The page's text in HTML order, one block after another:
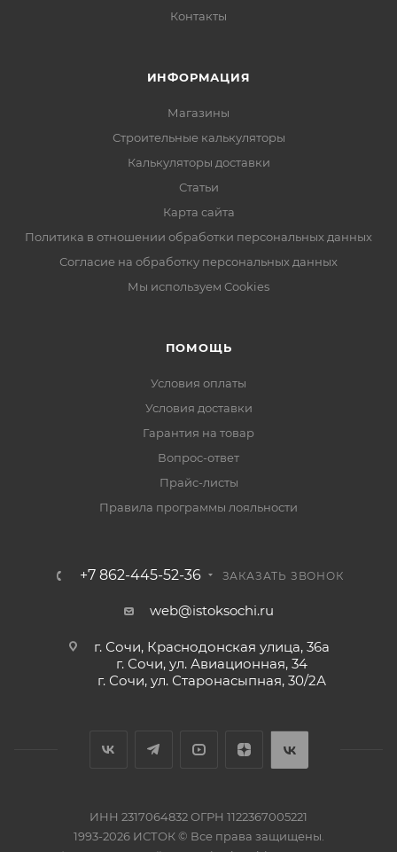
Контакты
ИНФОРМАЦИЯ
Магазины
Строительные калькуляторы
Калькуляторы доставки
Статьи
Карта сайта
Политика в отношении обработки персональных данных
Согласие на обработку персональных данных
Мы используем Cookies
ПОМОЩЬ
Условия оплаты
Условия доставки
Гарантия на товар
Вопрос-ответ
Прайс-листы
Правила программы лояльности
+7 862-445-52-36 ЗАКАЗАТЬ ЗВОНОК
web@istoksochi.ru
г. Сочи, Краснодонская улица, 36а
г. Сочи, ул. Авиационная, 34
г. Сочи, ул. Старонасыпная, 30/2А
ИНН 2317064832 ОГРН 1122367005221
1993-2026 ИСТОК © Все права защищены.